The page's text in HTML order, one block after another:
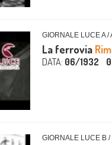
GIORNALE LUCE A /
La ferrovia
DATA: 06/1932
GIORNALE LUCE B